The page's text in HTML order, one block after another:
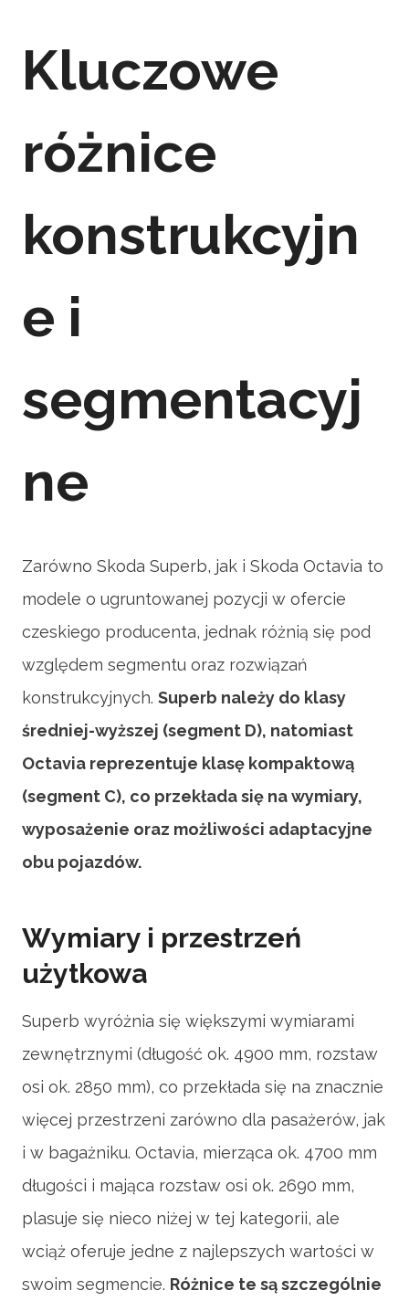
Kluczowe
różnice
konstrukcyjn
e i
segmentacyj
ne
Zarówno Skoda Superb, jak i Skoda Octavia to
modele o ugruntowanej pozycji w ofercie
czeskiego producenta, jednak różnią się pod
względem segmentu oraz rozwiązań
konstrukcyjnych. Superb należy do klasy
średniej-wyższej (segment D), natomiast
Octavia reprezentuje klasę kompaktową
(segment C), co przekłada się na wymiary,
wyposażenie oraz możliwości adaptacyjne
obu pojazdów.
Wymiary i przestrzeń
użytkowa
Superb wyróżnia się większymi wymiarami
zewnętrznymi (długość ok. 4900 mm, rozstaw
osi ok. 2850 mm), co przekłada się na znacznie
więcej przestrzeni zarówno dla pasażerów, jak
i w bagażniku. Octavia, mierząca ok. 4700 mm
długości i mająca rozstaw osi ok. 2690 mm,
plasuje się nieco niżej w tej kategorii, ale
wciąż oferuje jedne z najlepszych wartości w
swoim segmencie. Różnice te są szczególnie